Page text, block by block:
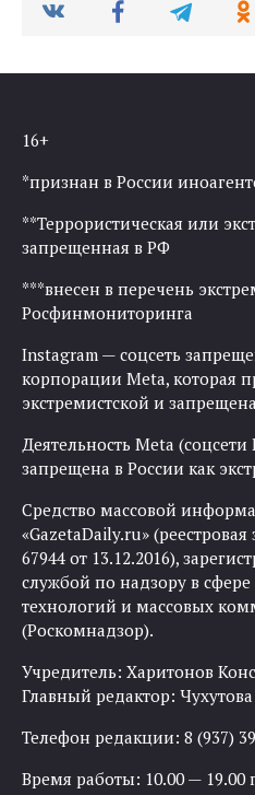
16+
*признан в России
**Террористическая или
запрещенная в РФ
***внесен в перечень
Росфинмониторинга
Instagram — соцсеть
корпорации Meta, которая
экстремистской и запрещена
Деятельность Meta
запрещена в России как
Средство массовой
«GazetaDaily.ru»
67944 от 13.12.2016),
службой по надзору в
технологий и массовых
(Роскомнадзор).
Учредитель: Харитонов
Главный редактор:
Телефон редакции: 8 (937)
Время работы: 10.00 — 19.00